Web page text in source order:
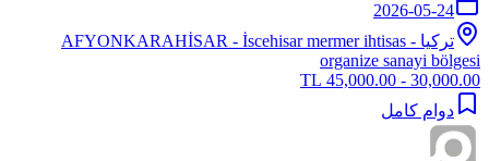
2026-05-24
تركيا -
AFYONKARAHİSAR - İscehisar mermer ihtisas
organize sanayi bölgesi
30,000.00 - 45,000.00 TL
دوام كامل